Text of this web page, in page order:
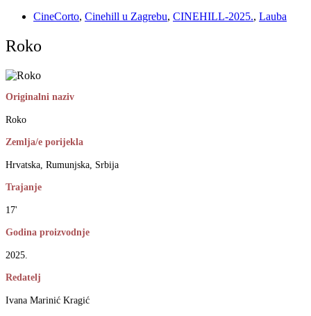
CineCorto, Cinehill u Zagrebu, CINEHILL-2025., Lauba
Roko
Originalni naziv
Roko
Zemlja/e porijekla
Hrvatska, Rumunjska, Srbija
Trajanje
17'
Godina proizvodnje
2025.
Redatelj
Ivana Marinić Kragić